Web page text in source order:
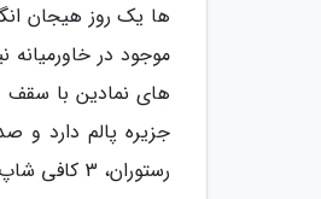
ها یک روز هیجان
موجود در
های نمادین با سقف